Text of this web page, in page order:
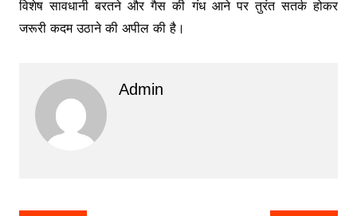
विशेष सावधानी बरतने और गैस की गंध आने पर तुरंत सतर्क होकर
जरूरी कदम उठाने की अपील की है।
Admin